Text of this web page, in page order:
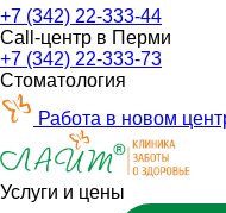
+7 (342) 22-333-44
Call-центр в Перми
+7 (342) 22-333-73
Стоматология
Работа в новом
Услуги и цены